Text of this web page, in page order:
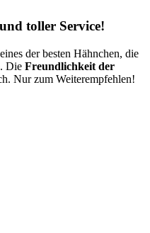
toller Service!
der besten Hähnchen, die
Die Freundlichkeit der
Nur zum Weiterempfehlen!